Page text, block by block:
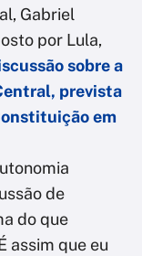
Gabriel
por Lula,
sobre a
prevista
em
de
do que
assim que eu